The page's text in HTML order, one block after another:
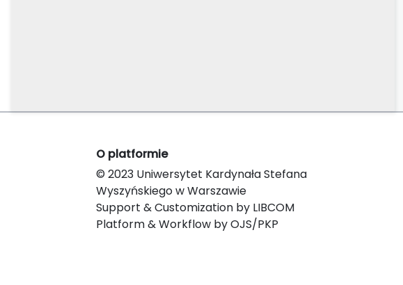
O platformie
© 2023 Uniwersytet Kardynała Stefana
Wyszyńskiego w Warszawie
Support & Customization by LIBCOM
Platform & Workflow by OJS/PKP